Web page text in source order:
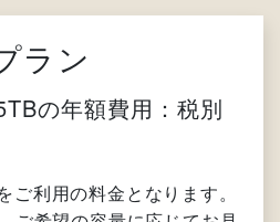
ラン
の年額費用：税別
利用の料金となります。